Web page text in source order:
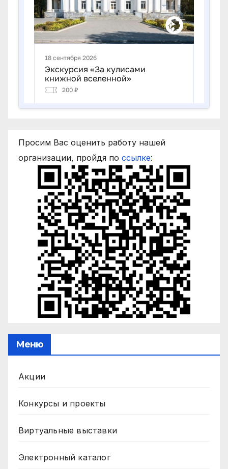
Просим Вас оценить работу нашей
организации, пройдя по ссылке:
Меню
Акции
Конкурсы и проекты
Виртуальные выставки
Электронный каталог